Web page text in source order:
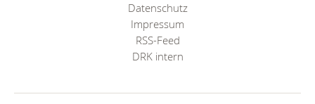
Datenschutz
Impressum
RSS-Feed
DRK intern